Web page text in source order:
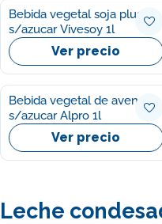
Bebida vegetal soja plus
s/azucar Vivesoy 1l
Ver precio
Bebida vegetal de avena
s/azucar Alpro 1l
Ver precio
Leche